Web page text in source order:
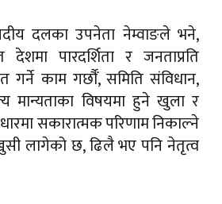
दलका उपनेता नेम्वाङले भने,
देशमा पारदर्शिता र जनताप्रति
गर्ने काम गर्छौँ, समिति संविधान,
मान्यताका विषयमा हुने खुला र
सकारात्मक परिणाम निकाल्ने
लागेको छ, ढिलै भए पनि नेतृत्व